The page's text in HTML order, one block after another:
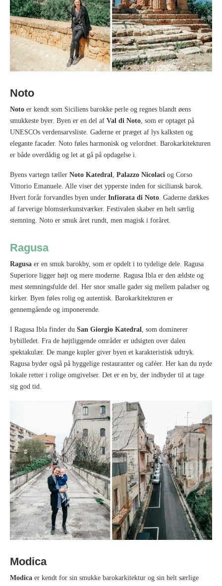
Noto
Noto er kendt som Siciliens barokke perle og regnes blandt øens
smukkeste byer. Byen er en del af Val di Noto , som er optaget på
UNESCOs verdensarvsliste. Gaderne er præget af lys kalksten og
elegante facader. Noto føles harmonisk og velordnet. Barokarkitekturen
er både overdådig og let at gå på opdagelse i.
Byens vartegn tæller Noto Katedral Palazzo Nicolaci og Corso
Vittorio Emanuele. Alle viser det ypperste inden for siciliansk barok.
Hvert forår forvandles byen under Infiorata di Noto . Gaderne dækkes
af farverige blomsterkunstværker. Festivalen skaber en helt særlig
stemning. Noto er smuk året rundt, men magisk i foråret.
Ragusa
Ragusa er en smuk barokby, som er opdelt i to tydelige dele. Ragusa
Superiore ligger højt og mere moderne. Ragusa Ibla er den ældste og
mest stemningsfulde del. Her snor smalle gader sig mellem paladser og
kirker. Byen føles rolig og autentisk. Barokarkitekturen er
gennemgående og imponerende.
I Ragusa Ibla finder du San Giorgio Katedral
, som dominerer
bybilledet. Fra de højtliggende områder er udsigten over dalen
spektakulær. De mange kupler giver byen et karakteristisk udtryk.
Ragusa byder også på hyggelige restauranter og caféer. Her kan du nyde
lokale retter i rolige omgivelser. Det er en by, der indbyder til at tage
sig god tid.
Modica
Modica er kendt for sin smukke barokarkitektur og sin helt særlige